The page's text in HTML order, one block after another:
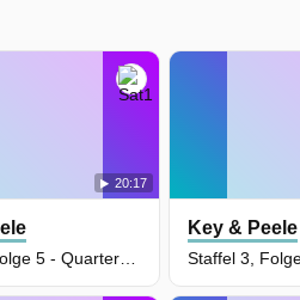
20:17
Key & Peele